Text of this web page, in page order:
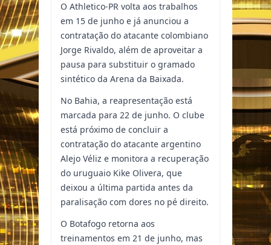
O Athletico-PR volta aos trabalhos
em 15 de junho e já anunciou a
contratação do atacante colombiano
Jorge Rivaldo, além de aproveitar a
pausa para substituir o gramado
sintético da Arena da Baixada.
No Bahia, a reapresentação está
marcada para 22 de junho. O clube
está próximo de concluir a
contratação do atacante argentino
Alejo Véliz e monitora a recuperação
do uruguaio Kike Olivera, que
deixou a última partida antes da
paralisação com dores no pé direito.
O Botafogo retorna aos
treinamentos em 21 de junho, mas